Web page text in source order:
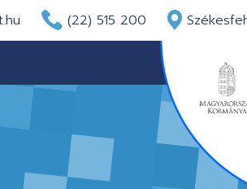
(22) 515 200